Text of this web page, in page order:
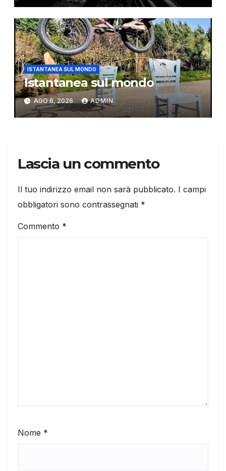
ISTANTANEA SUL MONDO
Istantanea sul mondo
AGO 6, 2026 ADMIN
Lascia un commento
Il tuo indirizzo email non sarà pubblicato. I campi
obbligatori sono contrassegnati *
Commento *
Nome *